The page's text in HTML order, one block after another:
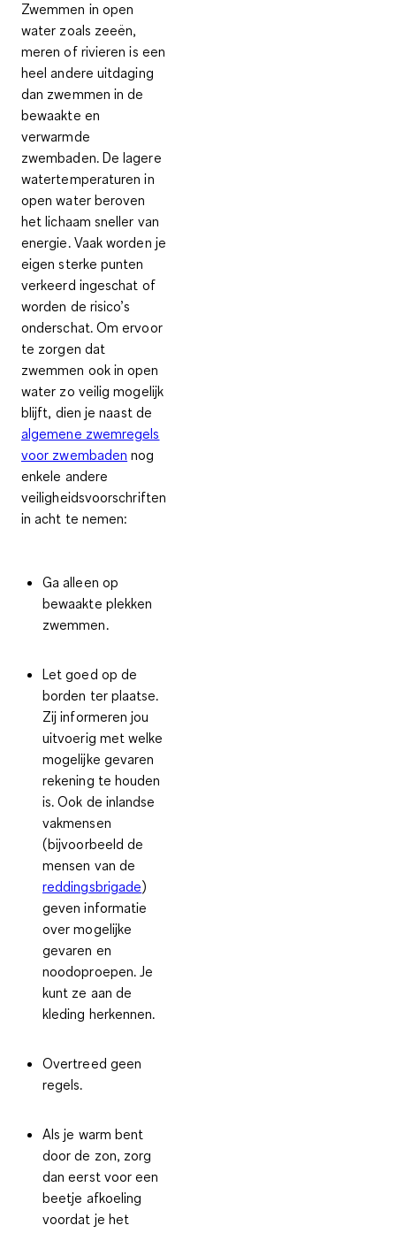
Zwemmen in open
water zoals zeeën,
meren of rivieren is een
heel andere uitdaging
dan zwemmen in de
bewaakte en
verwarmde
zwembaden. Delagere
watertemperaturen in
open water beroven
het lichaam sneller van
energie. Vaak worden je
eigen sterke punten
verkeerd ingeschat of
worden de risico’s
onderschat. Om ervoor
te zorgen dat
zwemmen ook in open
water zo veilig mogelijk
blijft, dien je naast de
algemene zwemregels
voor zwembaden nog
enkele andere
veiligheidsvoorschriften
in acht te nemen:
Ga alleen op
bewaakte plekken
zwemmen.
Let goed op de
borden ter plaatse.
Zij informeren jou
uitvoerig met welke
mogelijke gevaren
rekening te houden
is. Ook de inlandse
vakmensen
(bijvoorbeeld de
mensen van de
reddingsbrigade)
geven informatie
over mogelijke
gevaren en
noodoproepen. Je
kunt ze aan de
kleding herkennen.
Overtreed geen
regels.
Als je warm bent
door de zon, zorg
dan eerst voor een
beetje afkoeling
voordat je het